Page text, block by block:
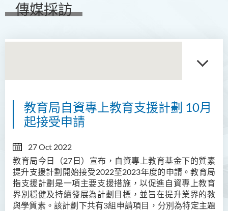
傳媒採訪
教育局自資專上教育支援計劃 10月
起接受申請
27 Oct 2022
教育局今日（27日）宣布，自資專上教育基金下的質素
提升支援計劃開始接受2022至2023年度的申請。教育局
指支援計劃是一項主要支援措施，以促進自資專上教育
界別穩健及持續發展為計劃目標，並旨在提升業界的教
與學質素。該計劃下共有3組申請項目，分別為特定主題